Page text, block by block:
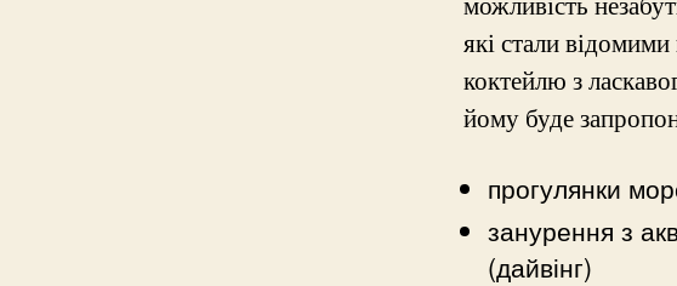
які стали
коктейлю з
йому буде
прогулянки
занурення з
(дайвінг)